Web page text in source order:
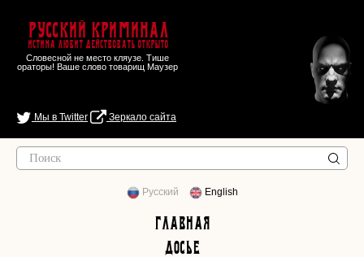
Русский Криминал
Истина любит действовать открыто
Словесной не место кляузе. Тише
ораторы! Ваше слово товарищ Маузер
Мы в Twitter Зеркало сайта
Русский English
Главная
Досье